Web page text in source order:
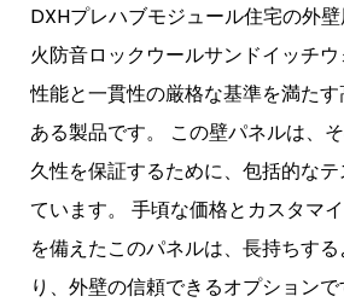
DXHプレハブモジュール住宅の外
火防音ロックウールサンドイッチウ
性能と一貫性の厳格な基準を満た
ある製品です。 この壁パネルは、
久性を保証するために、包括的な
ています。 手頃な価格とカスタマ
を備えたこのパネルは、長持ちす
り、外壁の信頼できるオプションで